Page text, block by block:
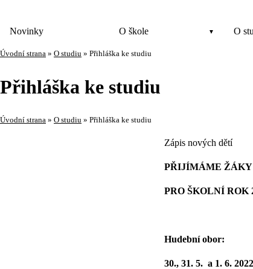
Novinky O škole O
Úvodní strana » O studiu » Přihláška ke studiu
Přihláška ke studiu
Úvodní strana » O studiu » Přihláška ke studiu
Zápis nových dětí
PŘIJÍMÁME ŽÁKY
PRO ŠKOLNÍ ROK
Hudební obor:
30., 31. 5. a 1. 6.